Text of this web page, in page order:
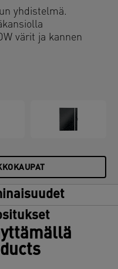
yhdistelmä.
värit ja kannen